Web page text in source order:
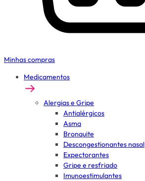
Minhas compras
Medicamentos
Alergias e Gripe
Antialérgicos
Asma
Bronquite
Descongestionantes nasal
Expectorantes
Gripe e resfriado
Imunoestimulantes